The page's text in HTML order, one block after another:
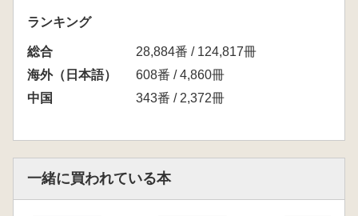
「BOOKデータベース」 より
ランキング
総合
28,884番 / 124,817冊
海外（日本語）
608番 / 4,860冊
中国
343番 / 2,372冊
一緒に買われている本